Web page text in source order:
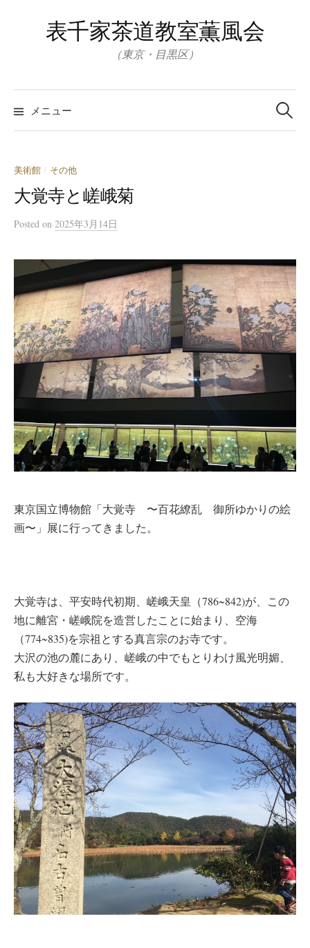
プ
表千家茶道教室薫風会
（東京・目黒区）
メニュー
検
索:
美術館 / その他
大覚寺と嵯峨菊
Posted on 2025年3月14日
東京国立博物館「大覚寺 〜百花繚乱 御所ゆかりの絵
画〜」展に行ってきました。
大覚寺は、平安時代初期、嵯峨天皇（786~842)が、この
地に離宮・嵯峨院を造営したことに始まり、空海
（774~835)を宗祖とする真言宗のお寺です。
大沢の池の麓にあり、嵯峨の中でもとりわけ風光明媚、
私も大好きな場所です。